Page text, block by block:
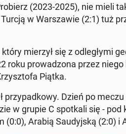
(2023-2025), nie mieli
w Warsza­w­ie (2:1) tuż
mierzył się z odległy­mi
roku prowad­zona przez
Piątka.
przy­pad­kowy. Dzień po
w grupie C spotkali się - pod
(0:0), Arabią Saudyjską (2:0) i